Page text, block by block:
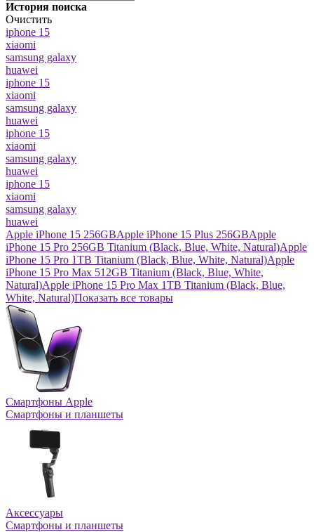
История поиска
Очистить
iphone 15
xiaomi
samsung galaxy
huawei
iphone 15
xiaomi
samsung galaxy
huawei
iphone 15
xiaomi
samsung galaxy
huawei
iphone 15
xiaomi
samsung galaxy
huawei
Apple iPhone 15 256GBApple iPhone 15 Plus 256GBApple
iPhone 15 Pro 256GB Titanium (Black, Blue, White, Natural)Apple
iPhone 15 Pro 1TB Titanium (Black, Blue, White, Natural)Apple
iPhone 15 Pro Max 512GB Titanium (Black, Blue, White,
Natural)Apple iPhone 15 Pro Max 1TB Titanium (Black, Blue,
White, Natural)Показать все товары
Смартфоны Apple
Смартфоны и планшеты
Аксессуары
Смартфоны и планшеты